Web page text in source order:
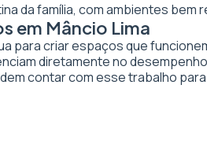
da família, com ambientes
em Mâncio Lima
para criar espaços que
diretamente no
contar com esse trabalho